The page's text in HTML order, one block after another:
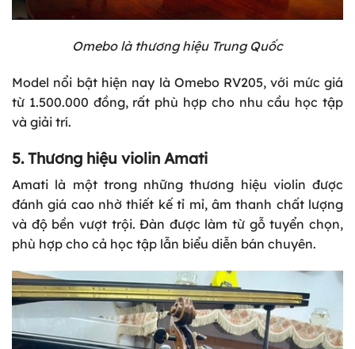
Omebo là thương hiệu Trung Quốc
Model nổi bật hiện nay là Omebo RV205, với mức giá
từ 1.500.000 đồng, rất phù hợp cho nhu cầu học tập
và giải trí.
5. Thương hiệu violin Amati
Amati là một trong những thương hiệu violin được
đánh giá cao nhờ thiết kế tỉ mỉ, âm thanh chất lượng
và độ bền vượt trội. Đàn được làm từ gỗ tuyển chọn,
phù hợp cho cả học tập lẫn biểu diễn bán chuyên.